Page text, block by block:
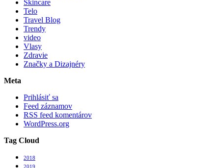
Skincare
Telo
Travel Blog
Trendy
video
Vlasy
Zdravie
Značky a Dizajnéry
Meta
Prihlásiť sa
Feed záznamov
RSS feed komentárov
WordPress.org
Tag Cloud
2018
2019